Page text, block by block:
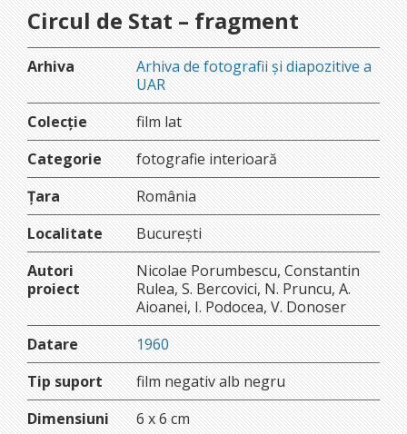
Circul de Stat – fragment
Arhiva
Arhiva de fotografii și diapozitive a
UAR
Colecție
film lat
Categorie
fotografie interioară
Țara
România
Localitate
București
Autori
proiect
Nicolae Porumbescu, Constantin
Rulea, S. Bercovici, N. Pruncu, A.
Aioanei, I. Podocea, V. Donoser
Datare
1960
Tip suport
film negativ alb negru
Dimensiuni
6 x 6 cm